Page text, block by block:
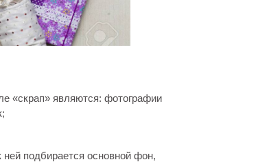
«скрап» являются: фотографии
подбирается основной фон,